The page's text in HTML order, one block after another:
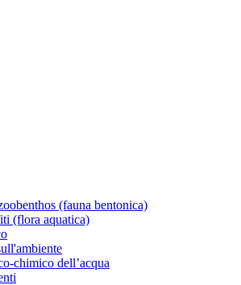
(fauna bentonica)
(flora aquatica)
chimico dell’acqua